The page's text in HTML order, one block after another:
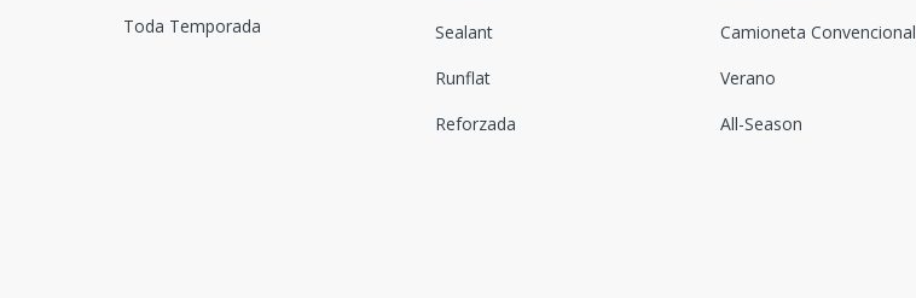
Toda Temporada
Sealant
Runflat
Reforzada
Camioneta Convencional
Verano
All-Season